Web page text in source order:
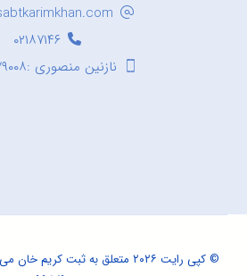
۰۲۱۸۷۱۴۶
نازنین منصوری :۰۹۱۲۸۴۷۹۰۰۸
© کپی رایت ۲۰۲۶ متعلق به ثبت کریم خان می باشد.